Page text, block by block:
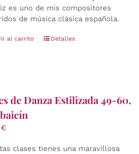
es uno de mis compositores
de música clásica española.
al carrito Detalles
de Danza Estilizada 49-60,
€
clases tienes una maravillosa